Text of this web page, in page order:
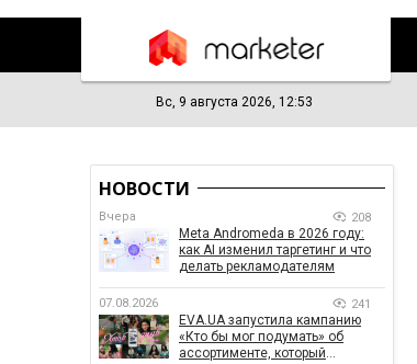
Вс, 9 августа 2026, 12:53
НОВОСТИ
Вчера 208
Meta Andromeda в 2026 году:
как AI изменил таргетинг и что
делать рекламодателям
07.08.2026 241
EVA.UA запустила кампанию
«Кто бы мог подумать» об
ассортименте, который